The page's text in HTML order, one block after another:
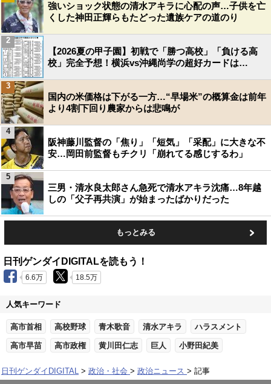
強いショック状態の清水アキラに心配の声…子供を亡
くした神田正輝らもたどった遺族ケアの道のり
【2026夏の甲子園】初戦で「勝つ高校」「負ける高
校」完全予想！横浜vs沖縄尚学の超好カードは…
2
国内の米価格は下がる一方…“早場米”の概算金は前年
より4割下回り農家からは悲鳴が
3
阪神藤川監督の「焦り」「短気」「采配」に大きな不
安…岡田前監督もチクリ「崩れてる感じするわ」
4
三男・清水良太郎さん急死で清水アキラ沈痛…8年越
しの「父子再共演」が始まったばかりだった
5
もっとみる
日刊ゲンダイDIGITALを読もう！
6.6万 18.5万
人気キーワード
高市首相 高校野球 青木歌音 清水アキラ ハラスメント
高市早苗 高市政権 黄川田仁志 巨人 小野田紀美
日刊ゲンダイDIGITAL 政治・社会 政治ニュース 記事